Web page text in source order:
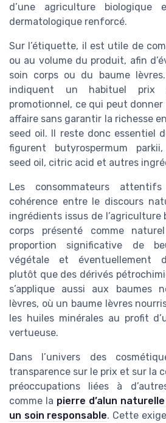
d’une agriculture
dermatologique renforcé.
Sur l’étiquette, il est utile de
ou au volume du produit, afin
soin corps ou du baume
indiquent un habituel
promotionnel, ce qui peut donner
affaire sans garantir la richesse
seed oil. Il reste donc essentiel
figurent butyrospermum
seed oil, citric acid et autres
Les consommateurs
cohérence entre le discours
ingrédients issus de l’agriculture
corps présenté comme
proportion significative de
végétale et éventuellement
plutôt que des dérivés
s’applique aussi aux baumes
lèvres, où un baume lèvres
les huiles minérales au profit
vertueuse.
Dans l’univers des
transparence sur le prix et sur la
préoccupations liées à
comme la pierre d’alun
un soin responsable. Cette